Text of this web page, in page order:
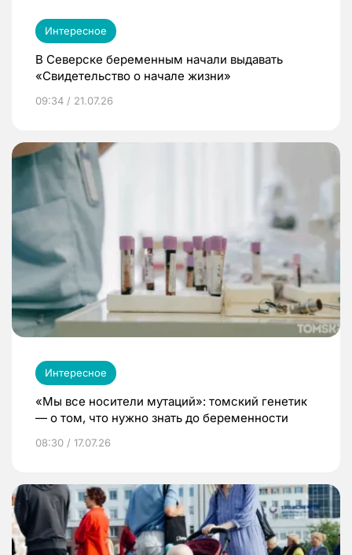
Интересное
В Северске беременным начали выдавать
«Свидетельство о начале жизни»
09:34 / 21.07.26
Интересное
«Мы все носители мутаций»: томский генетик
— о том, что нужно знать до беременности
08:30 / 17.07.26